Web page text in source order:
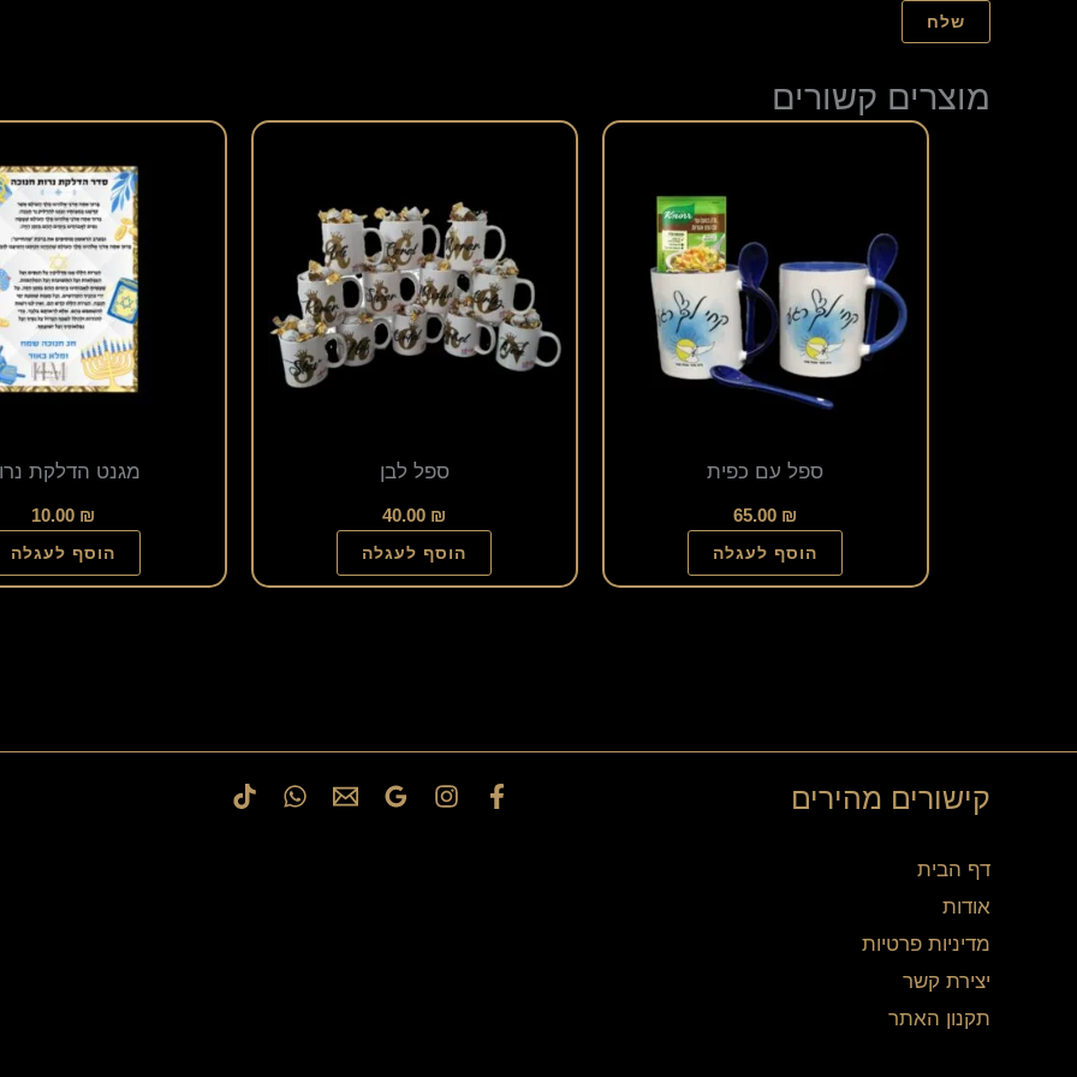
מוצרים קשורים
ספל עם כפית
65.00 ₪
הוסף לעגלה
ספל לבן
40.00 ₪
הוסף לעגלה
מגנט הדלקת
10.00 ₪
הוסף לעגלה
קישורים מהירים
דף הבית
אודות
מדיניות פרטיות
יצירת קשר
תקנון האתר